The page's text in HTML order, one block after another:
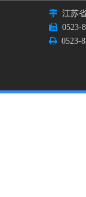
 江苏
 0523-
 0523-